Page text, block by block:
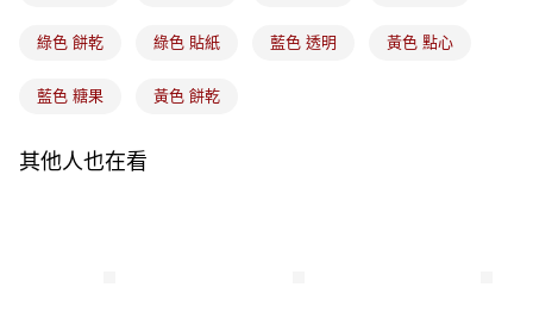
免運費
綠色 餅乾 綠色 貼紙 藍色 透明 黃色 點心
藍色 糖果 黃色 餅乾
其他人也在看